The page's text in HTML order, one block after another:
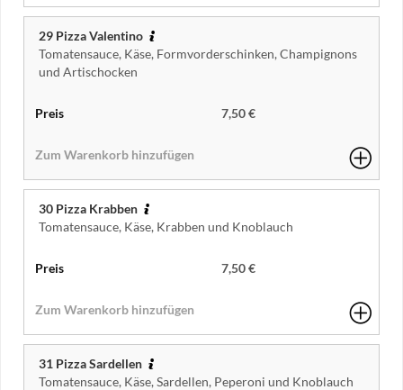
29 Pizza Valentino
Tomatensauce, Käse, Formvorderschinken, Champignons
und Artischocken
7,50 €
30 Pizza Krabben
Tomatensauce, Käse, Krabben und Knoblauch
7,50 €
31 Pizza Sardellen
Tomatensauce, Käse, Sardellen, Peperoni und Knoblauch